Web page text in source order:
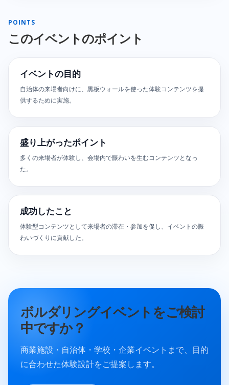
POINTS
このイベントのポイント
イベントの目的
自治体の来場者向けに、黒板ウォールを使った体験コンテンツを提
供するために実施。
盛り上がったポイント
多くの来場者が体験し、会場内で賑わいを生むコンテンツとなっ
た。
成功したこと
体験型コンテンツとして来場者の滞在・参加を促し、イベントの賑
わいづくりに貢献した。
ボルダリングイベントをご検討
中ですか？
商業施設・自治体・学校・企業イベントまで、目的
に合わせた体験設計をご提案します。